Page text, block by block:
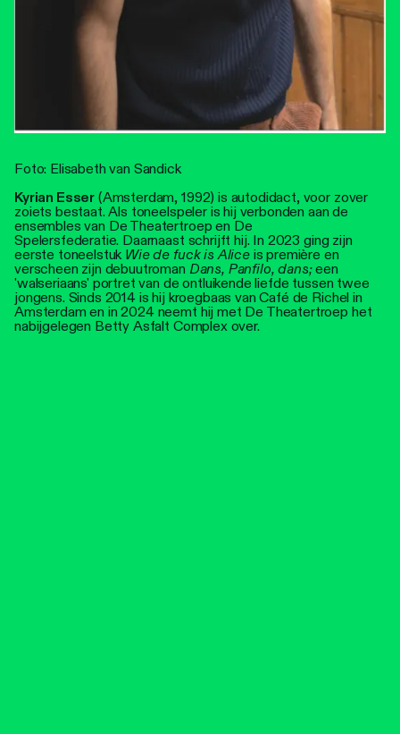
Foto: Elisabeth van Sandick
Kyrian Esser (Amsterdam, 1992) is autodidact, voor zover
zoiets bestaat. Als toneelspeler is hij verbonden aan de
ensembles van De Theatertroep en De
Spelersfederatie. Daarnaast schrijft hij. In 2023 ging zijn
eerste toneelstuk Wie de fuck is Aliceis première en
verscheen zijn debuutroman Dans, Panfilo, dans;een
'walseriaans' portret van de ontluikende liefde tussen twee
jongens. Sinds 2014 is hij kroegbaas van Café de Richel in
Amsterdam en in 2024 neemt hij met De Theatertroep het
nabijgelegen Betty Asfalt Complex over.